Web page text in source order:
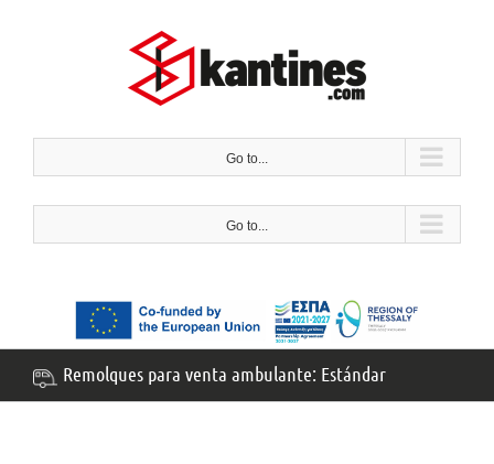
Go to...
Go to...
Remolques para venta ambulante: Estándar